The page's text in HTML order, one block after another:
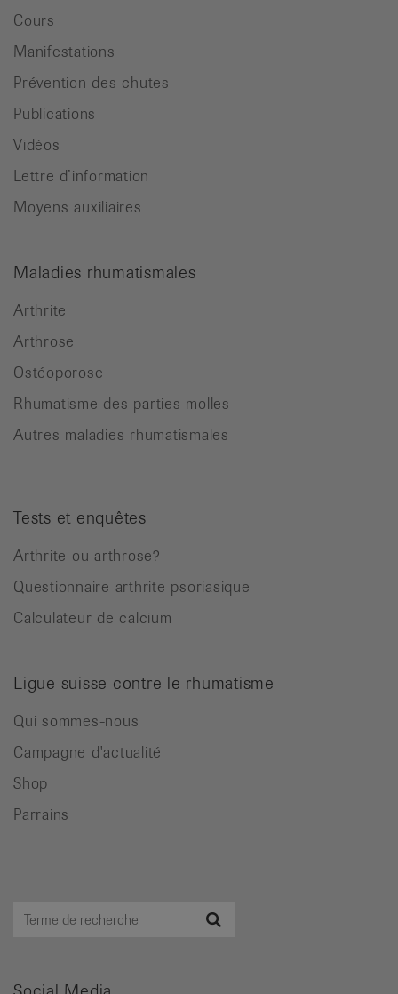
Cours
Manifestations
Prévention des chutes
Publications
Vidéos
Lettre d’information
Moyens auxiliaires
Maladies rhumatismales
Arthrite
Arthrose
Ostéoporose
Rhumatisme des parties molles
Autres maladies rhumatismales
Tests et enquêtes
Arthrite ou arthrose?
Questionnaire arthrite psoriasique
Calculateur de calcium
Ligue suisse contre le rhumatisme
Qui sommes-nous
Campagne d'actualité
Shop
Parrains
Terme